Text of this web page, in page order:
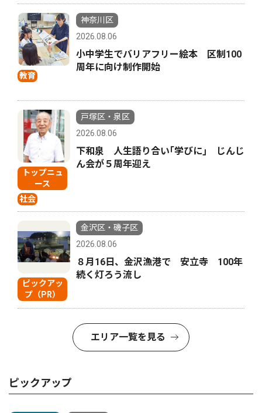
教育
神奈川区
2026.08.06
小中学生でバリアフリー絵本 区制100
周年に向け制作開始
トップニュ
ース
社会
戸塚区・泉区
2026.08.06
下和泉 人生語り合い｢学びに｣ じんじ
ん会が５周年迎え
ピックアッ
プ（PR）
金沢区・磯子区
2026.08.06
８月16日、金沢漁港で 安立寺 100年
続く灯ろう流し
エリア一覧を見る
ピックアップ